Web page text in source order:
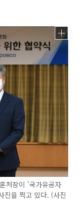
처장이 '국가유공자
진을 찍고 있다. (사진